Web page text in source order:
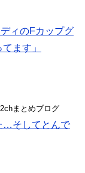
ィのFカップグ
ます」
まとめブログ
…そしてとんで